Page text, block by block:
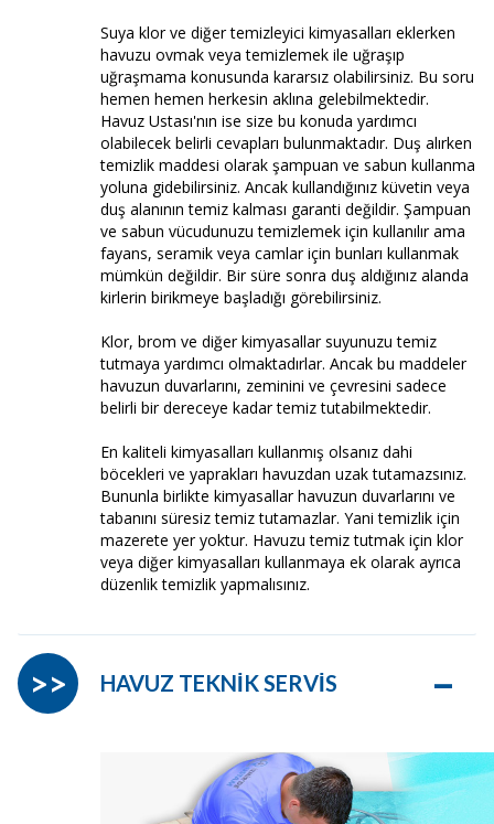
Suya klor ve diğer temizleyici kimyasalları eklerken
havuzu ovmak veya temizlemek ile uğraşıp
uğraşmama konusunda kararsız olabilirsiniz. Bu soru
hemen hemen herkesin aklına gelebilmektedir.
Havuz Ustası'nın ise size bu konuda yardımcı
olabilecek belirli cevapları bulunmaktadır. Duş alırken
temizlik maddesi olarak şampuan ve sabun kullanma
yoluna gidebilirsiniz. Ancak kullandığınız küvetin veya
duş alanının temiz kalması garanti değildir. Şampuan
ve sabun vücudunuzu temizlemek için kullanılır ama
fayans, seramik veya camlar için bunları kullanmak
mümkün değildir. Bir süre sonra duş aldığınız alanda
kirlerin birikmeye başladığı görebilirsiniz.
Klor, brom ve diğer kimyasallar suyunuzu temiz
tutmaya yardımcı olmaktadırlar. Ancak bu maddeler
havuzun duvarlarını, zeminini ve çevresini sadece
belirli bir dereceye kadar temiz tutabilmektedir.
En kaliteli kimyasalları kullanmış olsanız dahi
böcekleri ve yaprakları havuzdan uzak tutamazsınız.
Bununla birlikte kimyasallar havuzun duvarlarını ve
tabanını süresiz temiz tutamazlar. Yani temizlik için
mazerete yer yoktur. Havuzu temiz tutmak için klor
veya diğer kimyasalları kullanmaya ek olarak ayrıca
düzenlik temizlik yapmalısınız.
HAVUZ TEKNİK SERVİS –
>>